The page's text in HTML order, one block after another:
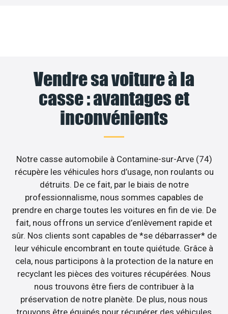
Vendre sa voiture à la
casse : avantages et
inconvénients
Notre casse automobile à Contamine-sur-Arve (74)
récupère les véhicules hors d’usage, non roulants ou
détruits. De ce fait, par le biais de notre
professionnalisme, nous sommes capables de
prendre en charge toutes les voitures en fin de vie. De
fait, nous offrons un service d’enlèvement rapide et
sûr. Nos clients sont capables de *se débarrasser* de
leur véhicule encombrant en toute quiétude. Grâce à
cela, nous participons à la protection de la nature en
recyclant les pièces des voitures récupérées. Nous
nous trouvons être fiers de contribuer à la
préservation de notre planète. De plus, nous nous
trouvons être équipés pour récupérer des véhicules